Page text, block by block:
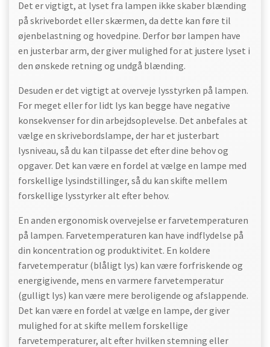
Det er vigtigt, at lyset fra lampen ikke skaber blænding
på skrivebordet eller skærmen, da dette kan føre til
øjenbelastning og hovedpine. Derfor bør lampen have
en justerbar arm, der giver mulighed for at justere lyset i
den ønskede retning og undgå blænding.
Desuden er det vigtigt at overveje lysstyrken på lampen.
For meget eller for lidt lys kan begge have negative
konsekvenser for din arbejdsoplevelse. Det anbefales at
vælge en skrivebordslampe, der har et justerbart
lysniveau, så du kan tilpasse det efter dine behov og
opgaver. Det kan være en fordel at vælge en lampe med
forskellige lysindstillinger, så du kan skifte mellem
forskellige lysstyrker alt efter behov.
En anden ergonomisk overvejelse er farvetemperaturen
på lampen. Farvetemperaturen kan have indflydelse på
din koncentration og produktivitet. En koldere
farvetemperatur (blåligt lys) kan være forfriskende og
energigivende, mens en varmere farvetemperatur
(gulligt lys) kan være mere beroligende og afslappende.
Det kan være en fordel at vælge en lampe, der giver
mulighed for at skifte mellem forskellige
farvetemperaturer, alt efter hvilken stemning eller